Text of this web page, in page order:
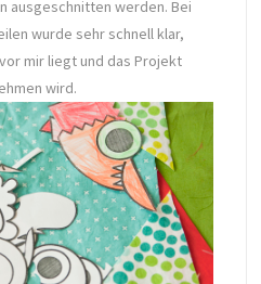
ausgeschnitten werden. Bei
wurde sehr schnell klar,
mir liegt und das Projekt
wird.